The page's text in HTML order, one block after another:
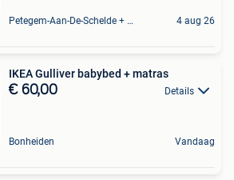
Petegem-Aan-De-Schelde + Deel Van Oudenaarde 4 aug 26
IKEA Gulliver babybed + matras
€ 60,00 Details
Bonheiden Vandaag